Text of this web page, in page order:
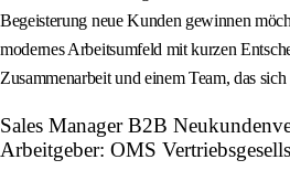
Begeisterung neue Kunden gewinnen
modernes Arbeitsumfeld mit kurzen
Zusammenarbeit und einem Team, das
Sales Manager B2B
Arbeitgeber: OMS